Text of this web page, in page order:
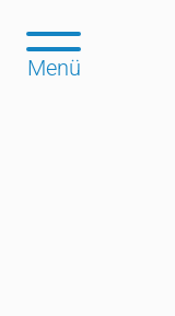
Menü